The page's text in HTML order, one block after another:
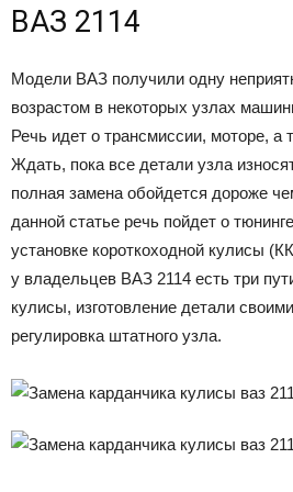
ВАЗ 2114
Модели ВАЗ получили одну
возрастом в некоторых узлах
Речь идет о трансмиссии, моторе, а
Ждать, пока все детали узла
полная замена обойдется дороже
данной статье речь пойдет о
установке короткоходной кулисы
у владельцев ВАЗ 2114 есть три
кулисы, изготовление детали
регулировка штатного узла.